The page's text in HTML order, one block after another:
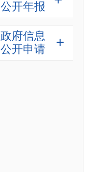
公开年报
政府信息
公开申请